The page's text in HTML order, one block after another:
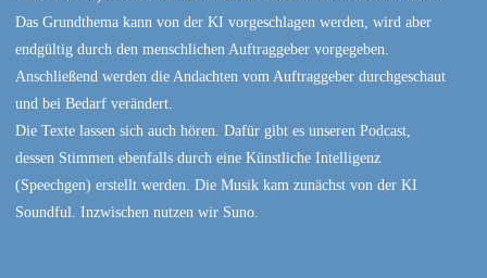
Das Grundthema kann von der KI vorgeschlagen werden, wird aber
endgültig durch den menschlichen Auftraggeber vorgegeben.
Anschließend werden die Andachten vom Auftraggeber durchgeschaut
und bei Bedarf verändert.
Die Texte lassen sich auch hören. Dafür gibt es unseren Podcast,
dessen Stimmen ebenfalls durch eine Künstliche Intelligenz
(Speechgen) erstellt werden. Die Musik kam zunächst von der KI
Soundful. Inzwischen nutzen wir Suno.